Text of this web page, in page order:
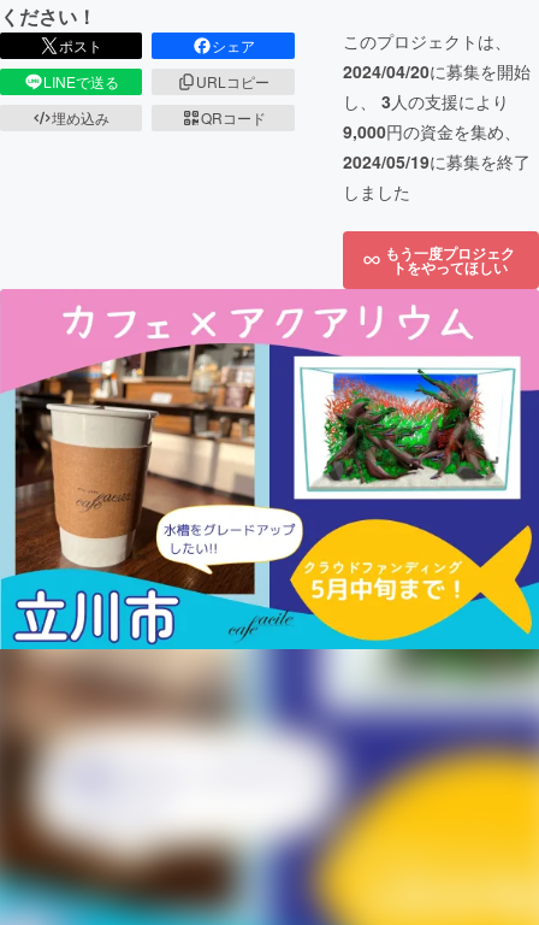
ください！
ポスト
シェア
LINEで送る
URLコピー
埋め込み
QRコード
このプロジェクトは、
2024/04/20に募集を開始
し、 3人の支援により
9,000円の資金を集め、
2024/05/19に募集を終了
しました
もう一度プロジェク
トをやってほしい